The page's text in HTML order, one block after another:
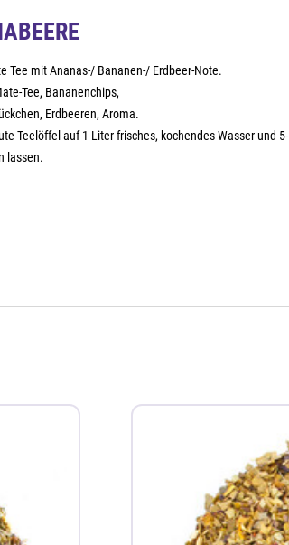
Tee mit Ananas-/ Bananen-/ Erdbeer-Note.
Tee, Bananenchips,
Erdbeeren, Aroma.
Teelöffel auf 1 Liter frisches, kochendes Wasser und 5-
lassen.